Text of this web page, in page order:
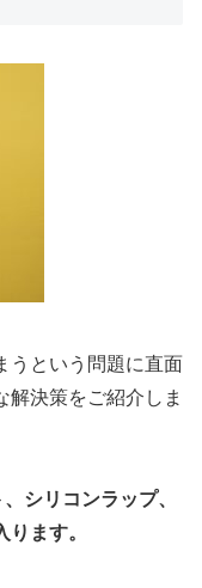
うという問題に直面
解決策をご紹介しま
シリコンラップ、
ます。